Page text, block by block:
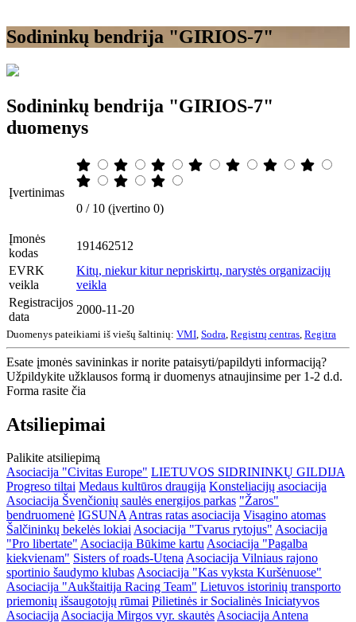
Sodininkų bendrija "GIRIOS-7"
Sodininkų bendrija "GIRIOS-7"
duomenys
Įvertinimas
0 / 10 (įvertino 0)
Įmonės
kodas
191462512
EVRK
veikla
Kitų, niekur kitur nepriskirtų, narystės organizacijų
veikla
Registracijos
data
2000-11-20
Duomenys pateikiami iš viešų šaltinių: VMI Sodra Registrų centras Regitra
Esate įmonės savininkas ir norite pataisyti/papildyti informaciją?
Užpildykite užklausos formą ir duomenys atnaujinsime per 1-2 d.d.
Forma rasite čia
Atsiliepimai
Palikite atsiliepimą
Asociacija "Civitas Europe" LIETUVOS SIDRININKŲ GILDIJA
Progreso tiltai Medaus kultūros draugija Konsteliacijų asociacija
Asociacija Švenčionių saulės energijos parkas "Žaros"
bendruomenė IGSUNAAntras ratas asociacija Visagino atomas
Šalčininkų bekelės lokiaiAsociacija "Tvarus rytojus" Asociacija
"Pro libertate" Asociacija Būkime kartuAsociacija "Pagalba
kiekvienam" Sisters of roads-UtenaAsociacija Vilniaus rajono
sportinio šaudymo klubasAsociacija "Kas vyksta Kuršėnuose"
Asociacija "Aukštaitija Racing Team" Lietuvos istorinių transporto
priemonių išsaugotojų rūmai Pilietinės ir Socialinės Iniciatyvos
AsociacijaAsociacija Mirgos vyr. skautėsAsociacija Antena